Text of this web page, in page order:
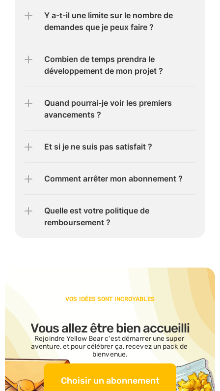
Y a-t-il une limite sur le nombre de
demandes que je peux faire ?
Combien de temps prendra le
développement de mon projet ?
Quand pourrai-je voir les premiers
avancements ?
Et si je ne suis pas satisfait ?
Comment arrêter mon abonnement ?
Quelle est votre politique de
remboursement ?
VOS IDÉES SONT INCROYABLES
Vous allez être bien accueilli
Rejoindre Yellow Bear c'est démarrer une super
aventure, et pour célébrer ça, recevez un pack de
bienvenue.
Choisir un abonnement